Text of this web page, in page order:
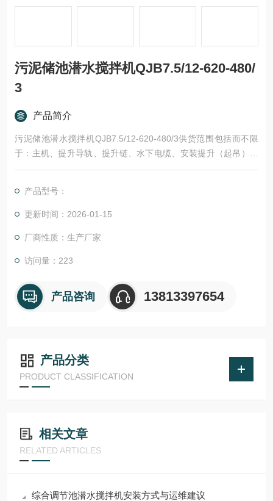
污泥储池潜水搅拌机QJB7.5/12-620-480/
3
产品简介
污泥储池潜水搅拌机QJB7.5/12-620-480/3供货范围包括而不限
于：主机、提升导轨、提升链、水下电缆、安装提升（起吊）装
置、基础螺栓等有效和充分运行所必需的附件。设备安装、检
备品备件。
产品型号：
更新时间：2026-01-15
厂商性质：生产厂家
访问量：223
产品咨询 13813397654
产品分类
PRODUCT CLASSIFICATION
相关文章
RELATED ARTICLES
综合调节池潜水搅拌机安装方式与运维建议